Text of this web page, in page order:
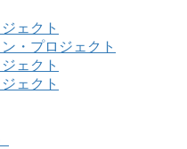
ェクト
・プロジェクト
ェクト
ェクト